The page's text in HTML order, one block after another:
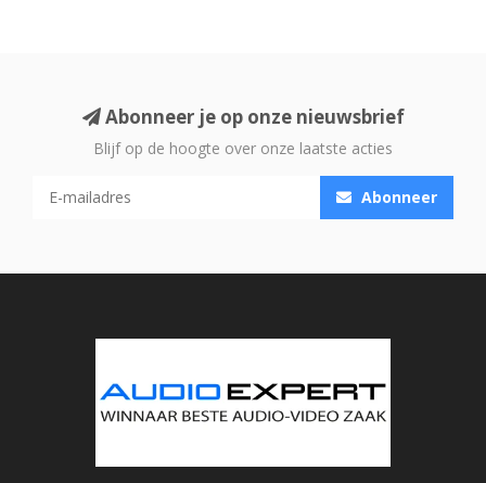
Abonneer je op onze nieuwsbrief
Blijf op de hoogte over onze laatste acties
Abonneer